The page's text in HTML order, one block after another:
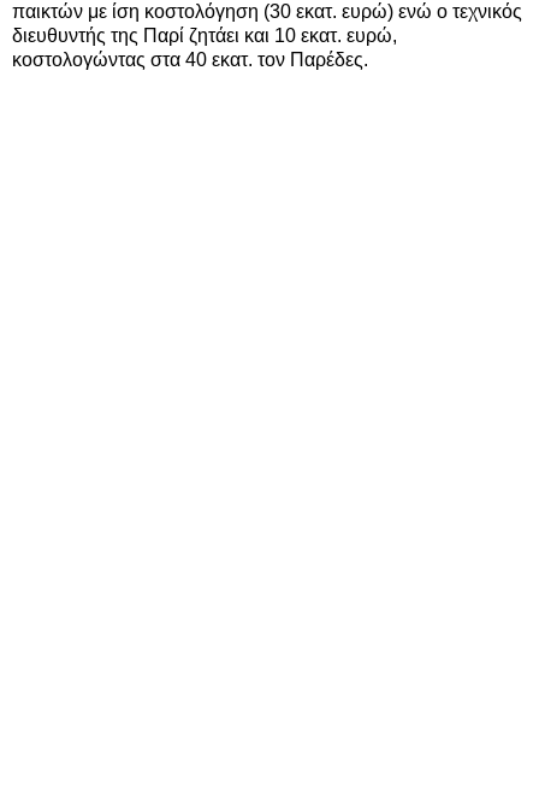
παικτών με ίση κοστολόγηση (30 εκατ. ευρώ) ενώ ο τεχνικός
διευθυντής της Παρί ζητάει και 10 εκατ. ευρώ,
κοστολογώντας στα 40 εκατ. τον Παρέδες.